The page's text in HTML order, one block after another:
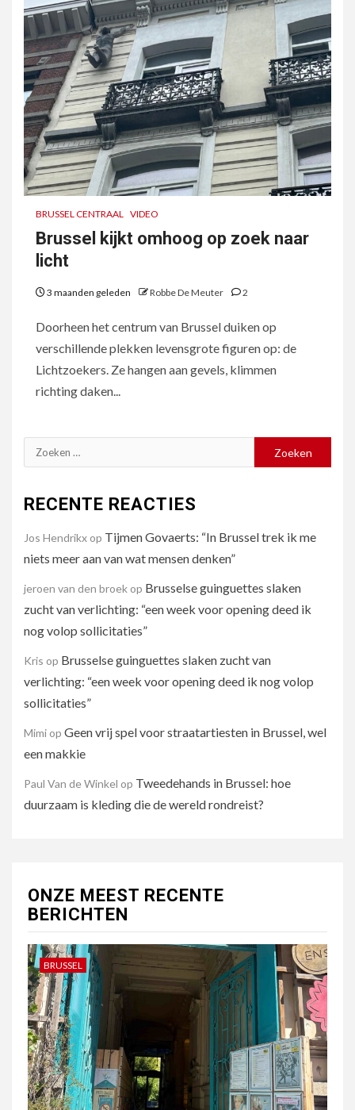
BRUSSEL CENTRAAL VIDEO
Brussel kijkt omhoog op zoek naar
licht
3 maanden geleden Robbe De Meuter 2
Doorheen het centrum van Brussel duiken op
verschillende plekken levensgrote figuren op: de
Lichtzoekers. Ze hangen aan gevels, klimmen
richting daken...
Zoeken
naar:
RECENTE REACTIES
Jos Hendrikx op Tijmen Govaerts: “In Brussel trek ik me
niets meer aan van wat mensen denken”
jeroen van den broek op Brusselse guinguettes slaken
zucht van verlichting: “een week voor opening deed ik
nog volop sollicitaties”
Kris op Brusselse guinguettes slaken zucht van
verlichting: “een week voor opening deed ik nog volop
sollicitaties”
Mimi op Geen vrij spel voor straatartiesten in Brussel, wel
een makkie
Paul Van de Winkel op Tweedehands in Brussel: hoe
duurzaam is kleding die de wereld rondreist?
ONZE MEEST RECENTE
BERICHTEN
BRUSSEL